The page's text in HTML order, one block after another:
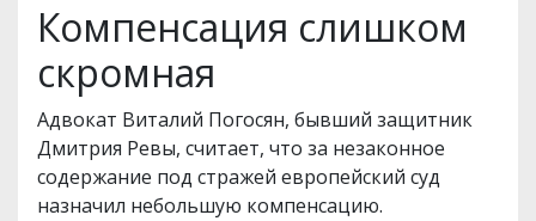
Компенсация слишком
скромная
Адвокат Виталий Погосян, бывший защитник
Дмитрия Ревы, считает, что за незаконное
содержание под стражей европейский суд
назначил небольшую компенсацию.